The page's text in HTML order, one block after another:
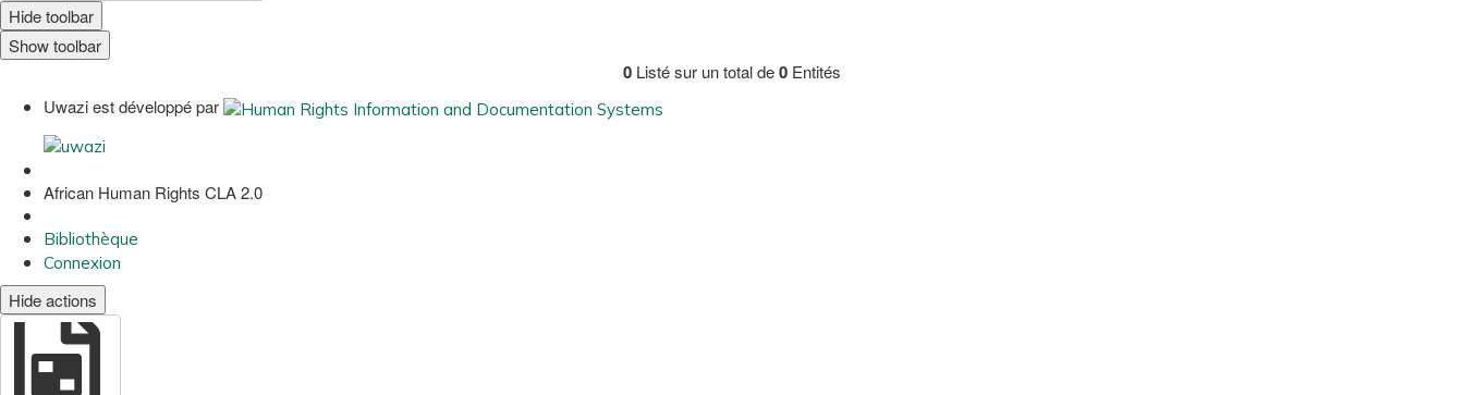
Hide toolbar
Show toolbar
0 Listé sur un total de0 Entités
Uwazi est développé par
African Human Rights CLA 2.0
Bibliothèque
Connexion
Hide actions